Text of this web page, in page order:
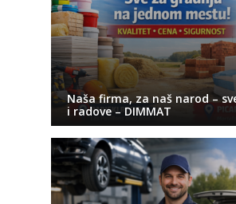
Naša firma, za naš narod –
i radove – DIMMAT